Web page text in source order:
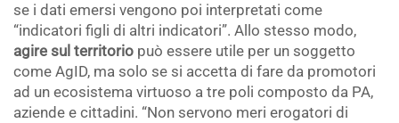
se i dati emersi vengono poi interpretati come
“indicatori figli di altri indicatori”. Allo stesso modo,
agire sul territorio può essere utile per un soggetto
come AgID, ma solo se si accetta di fare da promotori
ad un ecosistema virtuoso a tre poli composto da PA,
aziende e cittadini. “Non servono meri erogatori di